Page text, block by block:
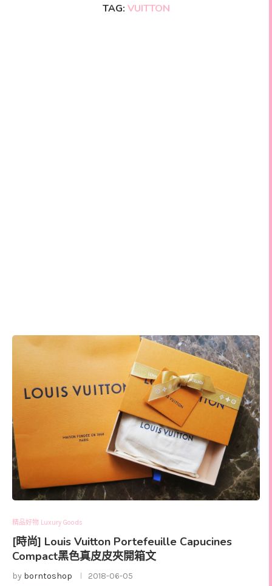
TAG: VUITTON
精品好物 Luxury Goods
[時尚] Louis Vuitton Portefeuille Capucines
Compact黑色真皮皮夾開箱文
by borntoshop 2018-06-05